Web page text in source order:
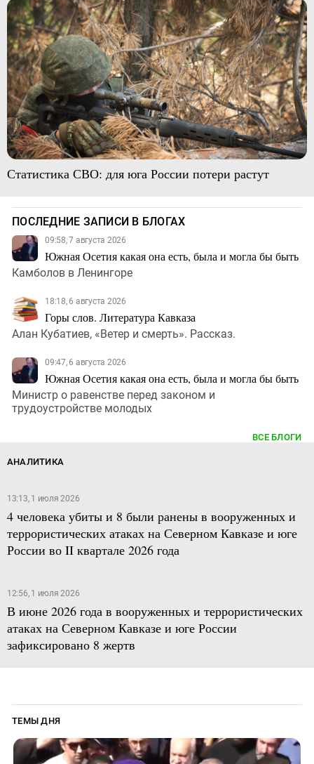
Статистика СВО: для юга России потери растут
ПОСЛЕДНИЕ ЗАПИСИ В БЛОГАХ
09:58, 7 августа 2026
Южная Осетия какая она есть, была и могла бы быть
Камболов в Ленингоре
18:18, 6 августа 2026
Горы слов. Литература Кавказа
Алан Кубатиев, «Ветер и смерть». Рассказ.
09:47, 6 августа 2026
Южная Осетия какая она есть, была и могла бы быть
Министр о равенстве перед законом и
трудоустройстве молодых
ВСЕ БЛОГИ
АНАЛИТИКА
13:13, 1 июля 2026
4 человека убиты и 8 были ранены в вооруженных и
террористических атаках на Северном Кавказе и юге
России во II квартале 2026 года
12:56, 1 июля 2026
В июне 2026 года в вооруженных и террористических
атаках на Северном Кавказе и юге России
зафиксировано 8 жертв
ТЕМЫ ДНЯ